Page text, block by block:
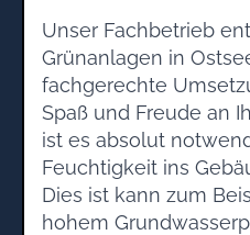
Unser Fachbetrieb
Grünanlagen in
fachgerechte
Spaß und Freude an
ist es absolut
Feuchtigkeit ins
Dies ist kann zum
hohem